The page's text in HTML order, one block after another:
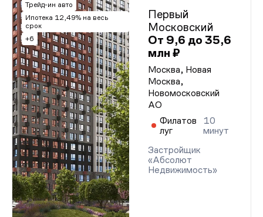
Трейд-ин авто
Ипотека 12,49% на весь
срок
+6
Первый
Московский
От 9,6 до 35,6
млн ₽
Москва, Новая
Москва,
Новомосковский
АО
Филатов
луг
10
минут
Застройщик
«Абсолют
Недвижимость»